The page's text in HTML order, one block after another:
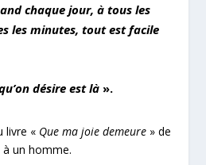
chaque jour, à tous les
les minutes, tout est facile
désire est là ».
livre « Que ma joie demeure » de
à un homme.